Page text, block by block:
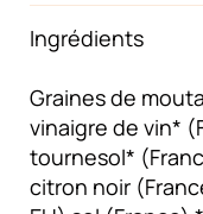
Ingrédients
Graines de
vinaigre de vin*
tournesol*
citron noir